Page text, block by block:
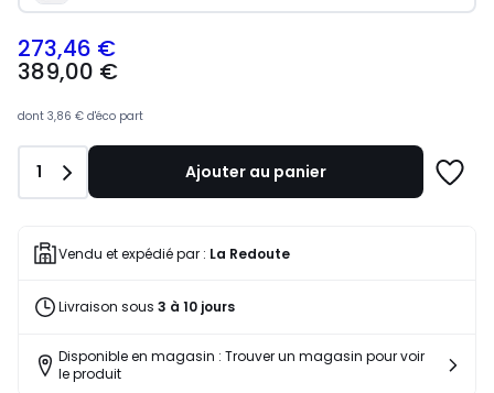
389,00
€
à
programme
pour
payer
place
273,46
273,46 €
389,00 €
dont 3,86 € d'éco part
Quantité
1 Ajouter au panier
Vendu et expédié par : La Redoute
Livraison sous 3 à 10 jours
Disponible en magasin : Trouver un magasin pour voir
le produit